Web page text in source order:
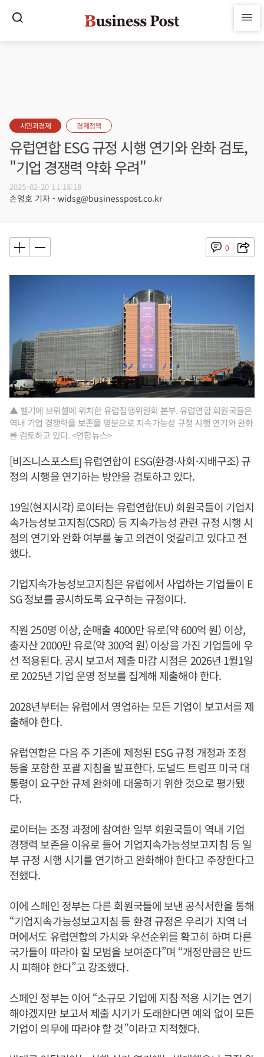
시민과경제 경제정책
유럽연합 ESG 규정 시행 연기와 완화 검토,
"기업 경쟁력 약화 우려"
2025-02-20 11:18:18
손영호 기자 - widsg@businesspost.co.kr
0
▲ 벨기에 브뤼셀에 위치한 유럽집행위원회 본부. 유럽연합 회원국들은
역내 기업 경쟁력을 보존을 명분으로 지속가능성 규정 시행 연기와 완화
를 검토하고 있다. <연합뉴스>
[비즈니스포스트] 유럽연합이 ESG(환경·사회·지배구조) 규
정의 시행을 연기하는 방안을 검토하고 있다.
19일(현지시각) 로이터는 유럽연합(EU) 회원국들이 기업지
속가능성보고지침(CSRD) 등 지속가능성 관련 규정 시행 시
점의 연기와 완화 여부를 놓고 의견이 엇갈리고 있다고 전
했다.
기업지속가능성보고지침은 유럽에서 사업하는 기업들이 E
SG 정보를 공시하도록 요구하는 규정이다.
직원 250명 이상, 순매출 4000만 유로(약 600억 원) 이상,
총자산 2000만 유로(약 300억 원) 이상을 가진 기업들에 우
선 적용된다. 공시 보고서 제출 마감 시점은 2026년 1월1일
로 2025년 기업 운영 정보를 집계해 제출해야 한다.
2028년부터는 유럽에서 영업하는 모든 기업이 보고서를 제
출해야 한다.
유럽연합은 다음 주 기존에 제정된 ESG 규정 개정과 조정
등을 포함한 포괄 지침을 발표한다. 도널드 트럼프 미국 대
통령이 요구한 규제 완화에 대응하기 위한 것으로 평가됐
다.
로이터는 조정 과정에 참여한 일부 회원국들이 역내 기업
경쟁력 보존을 이유로 들어 기업지속가능성보고지침 등 일
부 규정 시행 시기를 연기하고 완화해야 한다고 주장한다고
전했다.
이에 스페인 정부는 다른 회원국들에 보낸 공식서한을 통해
“기업지속가능성보고지침 등 환경 규정은 우리가 지역 너
머에서도 유럽연합의 가치와 우선순위를 확고히 하며 다른
국가들이 따라야 할 모범을 보여준다”며 “개정만큼은 반드
시 피해야 한다”고 강조했다.
스페인 정부는 이어 “소규모 기업에 지침 적용 시기는 연기
해야겠지만 보고서 제출 시기가 도래한다면 예외 없이 모든
기업이 의무에 따라야 할 것”이라고 지적했다.